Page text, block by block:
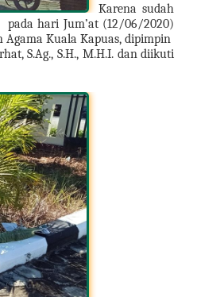
Karena sudah
pada hari Jum’at (12/06/2020)
Agama Kuala Kapuas, dipimpin
S.Ag., S.H., M.H.I. dan diikuti